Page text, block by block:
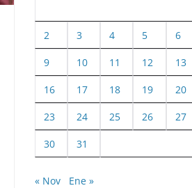
2 3 4 5 6
9 10 11 12 13
16 17 18 19 20
23 24 25 26 27
30 31
« Nov Ene »